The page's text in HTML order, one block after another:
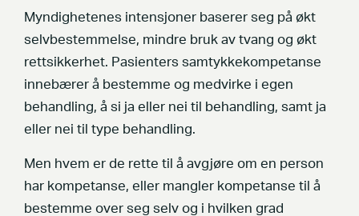
Myndighetenes intensjoner baserer seg på økt
selvbestemmelse, mindre bruk av tvang og økt
rettsikkerhet. Pasienters samtykkekompetanse
innebærer å bestemme og medvirke i egen
behandling, å si ja eller nei til behandling, samt ja
eller nei til type behandling.
Men hvem er de rette til å avgjøre om en person
har kompetanse, eller mangler kompetanse til å
bestemme over seg selv og i hvilken grad